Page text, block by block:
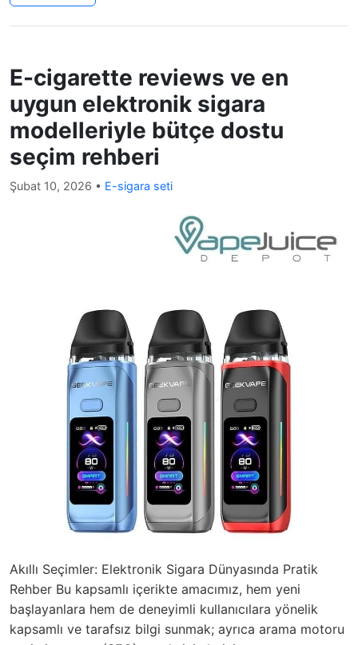
E-cigarette reviews ve en
uygun elektronik sigara
modelleriyle bütçe dostu
seçim rehberi
Şubat 10, 2026 • E-sigara seti
Akıllı Seçimler: Elektronik Sigara Dünyasında Pratik
Rehber Bu kapsamlı içerikte amacımız, hem yeni
başlayanlara hem de deneyimli kullanıcılara yönelik
kapsamlı ve tarafsız bilgi sunmak; ayrıca arama motoru